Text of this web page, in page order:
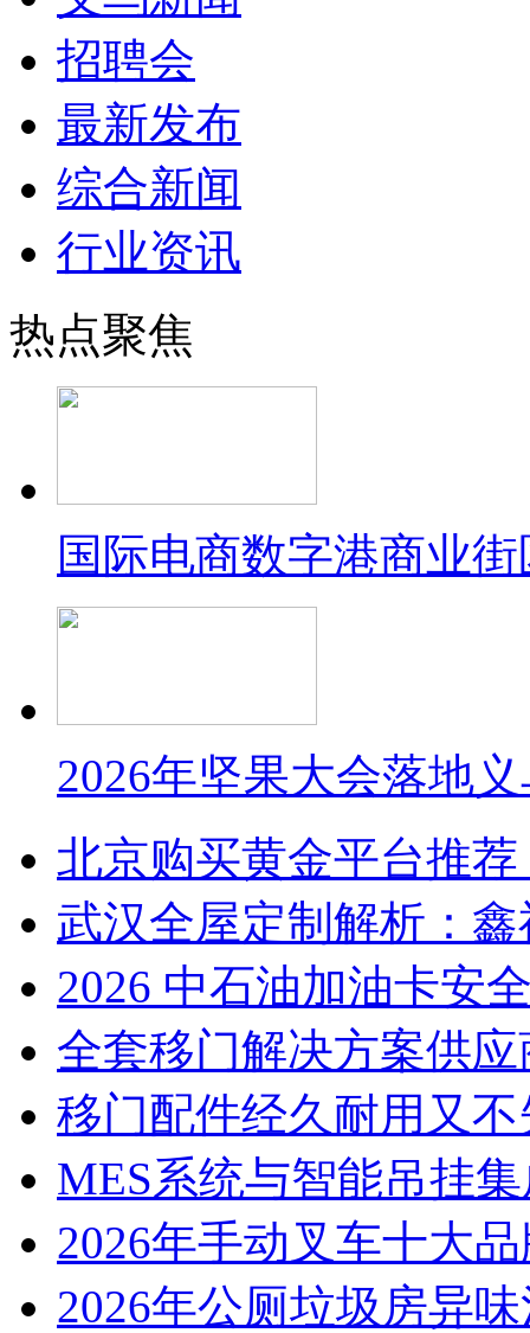
招聘会
最新发布
综合新闻
行业资讯
热点聚焦
国际电商数字港商业
2026年坚果大会落地
北京购买黄金平台推
武汉全屋定制解析：
2026 中石油加油卡安
全套移门解决方案供
移门配件经久耐用又
MES系统与智能吊挂
2026年手动叉车十大
2026年公厕垃圾房异